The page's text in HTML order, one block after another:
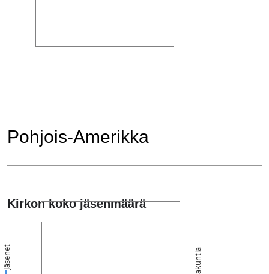
Pohjois-Amerikka
Kirkon koko jäsenmäärä
Jäsenet